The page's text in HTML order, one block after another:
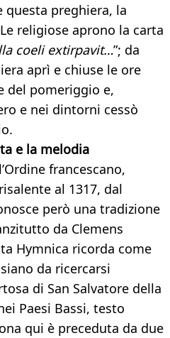
questa preghiera, la
religiose aprono la carta
coeli extirpavit…”; da
aprì e chiuse le ore
del pomeriggio e,
e nei dintorni cessò
e la melodia
francescano,
al 1317, dal
però una tradizione
da Clemens
Hymnica ricorda come
da ricercarsi
di San Salvatore della
Paesi Bassi, testo
qui è preceduta da due